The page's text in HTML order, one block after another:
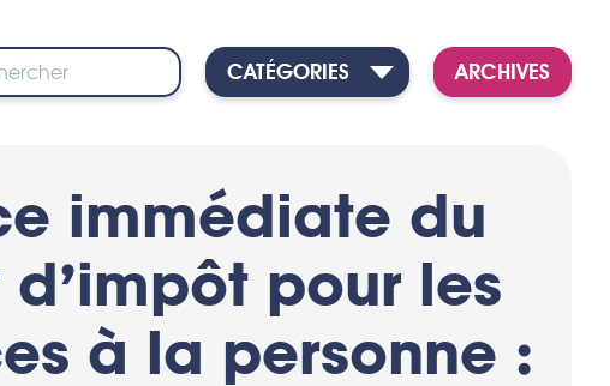
CATÉGORIES ARCHIVES
immédiate du
pour les
à la personne :